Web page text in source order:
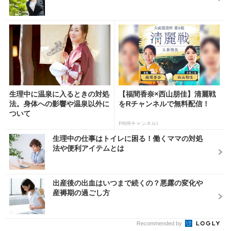
生理中に温泉に入るときの対処
法。身体への影響や温泉以外に
ついて
【福間香奈×西山朋佳】清麗戦
をRチャンネルで無料配信！
PR(Rチャンネル)
生理中の仕事はトイレに困る！働くママの対処
法や便利アイテムとは
出産後の出血はいつまで続くの？悪露の変化や
産褥期の過ごし方
Recommended by